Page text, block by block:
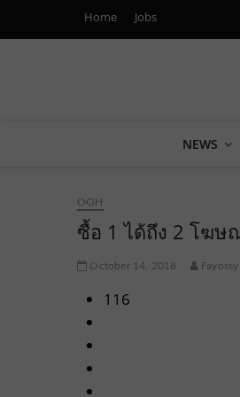
Home Jobs
NEWS
OOH
ซื้อ 1 ได้ถึง 2 โฆ
October 14, 2018 Fayossy
116